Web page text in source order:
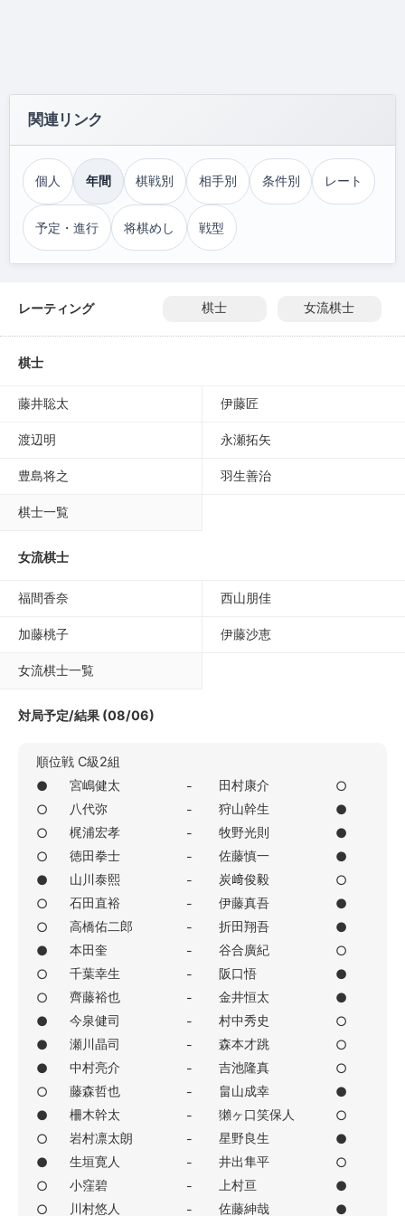
関連リンク
個人 年間 棋戦別 相手別 条件別 レート
予定・進行 将棋めし 戦型
レーティング 棋士 女流棋士
棋士
藤井聡太 伊藤匠
渡辺明 永瀬拓矢
豊島将之 羽生善治
棋士一覧
女流棋士
福間香奈 西山朋佳
加藤桃子 伊藤沙恵
女流棋士一覧
対局予定/結果 (08/06)
順位戦 C級2組
●
宮嶋健太 - 田村康介
○
○
八代弥 - 狩山幹生
●
○
梶浦宏孝 - 牧野光則
●
○
徳田拳士 - 佐藤慎一
●
●
山川泰熙 - 炭﨑俊毅
○
○
石田直裕 - 伊藤真吾
●
○
高橋佑二郎 - 折田翔吾
●
●
本田奎 - 谷合廣紀
○
○
千葉幸生 - 阪口悟
●
○
齊藤裕也 - 金井恒太
●
●
今泉健司 - 村中秀史
○
●
瀬川晶司 - 森本才跳
○
●
中村亮介 - 吉池隆真
○
○
藤森哲也 - 畠山成幸
●
●
柵木幹太 - 獺ヶ口笑保人
○
○
岩村凛太朗 - 星野良生
●
●
生垣寛人 - 井出隼平
○
○
小窪碧 - 上村亘
●
○
川村悠人 - 佐藤紳哉 ●